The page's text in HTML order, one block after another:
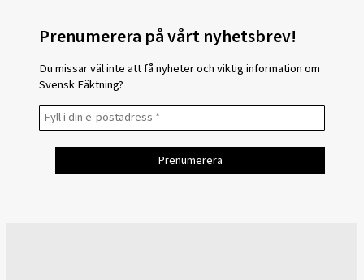
Prenumerera på vårt nyhetsbrev!
Du missar väl inte att få nyheter och viktig information om
Svensk Fäktning?